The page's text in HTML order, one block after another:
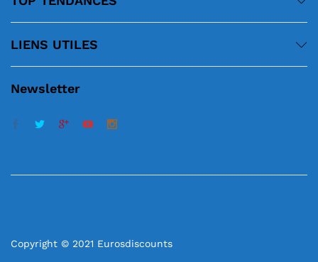
LIENS UTILES
Newsletter
Copyright © 2021 Eurosdiscounts